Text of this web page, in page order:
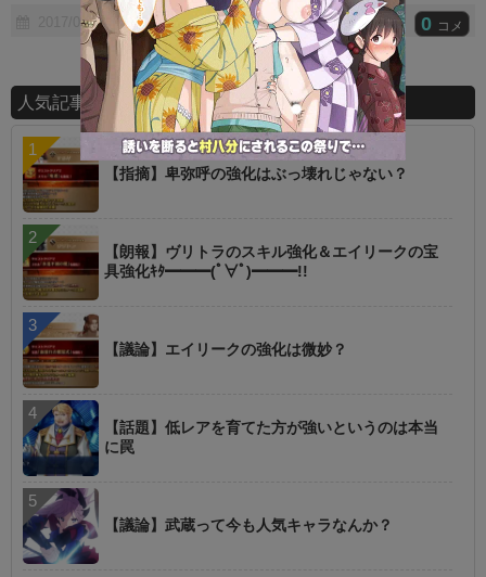
2017/08/09 0 コメ
人気記事ランキング
【指摘】卑弥呼の強化はぶっ壊れじゃない？
【朗報】ヴリトラのスキル強化＆エイリークの宝
具強化ｷﾀ━━━(ﾟ∀ﾟ)━━━!!
【議論】エイリークの強化は微妙？
【話題】低レアを育てた方が強いというのは本当
に罠
【議論】武蔵って今も人気キャラなんか？